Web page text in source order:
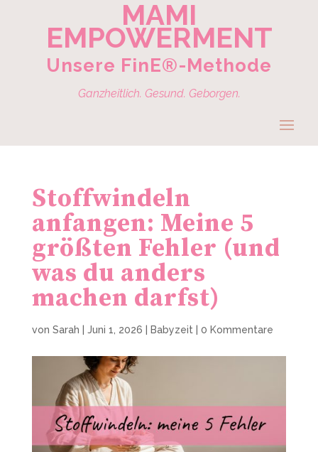
MAMI
EMPOWERMENT
Unsere FinE®-Methode
Ganzheitlich. Gesund. Geborgen.
Stoffwindeln
anfangen: Meine 5
größten Fehler (und
was du anders
machen darfst)
von Sarah Juni 1, 2026 Babyzeit 0 Kommentare